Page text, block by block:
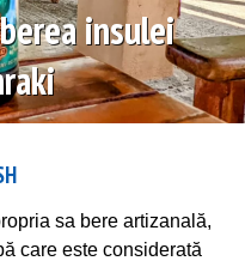
insulei
sa bere artizanală,
care este considerată